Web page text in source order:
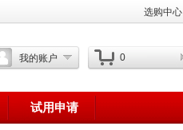
选购中心
我的账户 0
试用申请